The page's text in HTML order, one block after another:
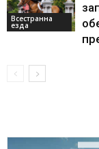
Всестранна
езда